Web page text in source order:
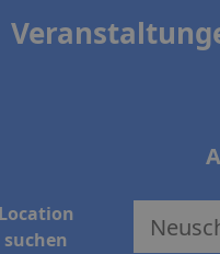
Location
suchen